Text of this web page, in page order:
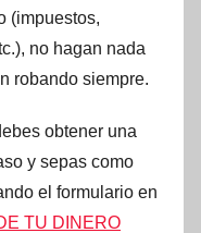
(impuestos,
no hagan nada
robando siempre.
obtener una
y sepas como
el formulario en
TU DINERO